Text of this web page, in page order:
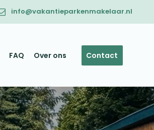
info@vakantieparkenmakelaar.nl
FAQ Over ons Contact